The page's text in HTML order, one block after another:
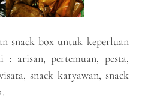
snack box untuk keperluan
: arisan, pertemuan, pesta,
snack karyawan, snack